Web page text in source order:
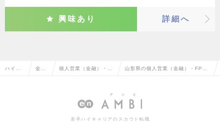
興味あり 詳細へ
ハイク 金融 個人営業（金融）・F
プランナー）
山形県の個人営業（金融）・FP
の転職・求人情報一覧
若手ハイキャリアのスカウト転職